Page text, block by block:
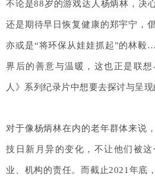
不论是88岁的游戏达人杨炳林，决
还是期待早日恢复健康的郑宇宁，
亦或是“将环保从娃娃抓起”的林
界后的善意与温暖 ， 这也正是联想
人》系列纪录片中想要去探讨与呈现
对于像杨炳林在内的老年群体来说
技日新月异的变化，不让他们被
业、机构的责任。而截止2021年底